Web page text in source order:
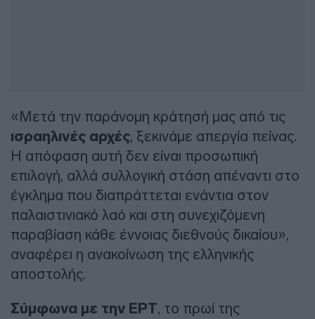
«Μετά την παράνομη κράτησή μας από τις
ισραηλινές αρχές, ξεκινάμε απεργία πείνας.
Η απόφαση αυτή δεν είναι προσωπική
επιλογή, αλλά συλλογική στάση απέναντι στο
έγκλημα που διαπράττεται ενάντια στον
παλαιστινιακό λαό και στη συνεχιζόμενη
παραβίαση κάθε έννοιας διεθνούς δικαίου»,
αναφέρει η ανακοίνωση της ελληνικής
αποστολής.
Σύμφωνα με την ΕΡΤ, το πρωί της